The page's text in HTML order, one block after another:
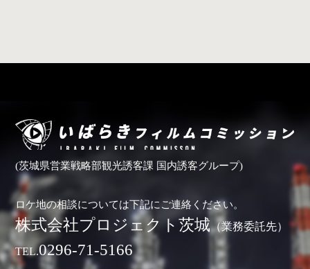
(茨城県営業戦略部観光誘客課 国内誘客グループ)
ロケ地の相談については下記にご連絡ください。
株式会社プロジェクト茨城（業務委託先）
TEL.0296-71-5166